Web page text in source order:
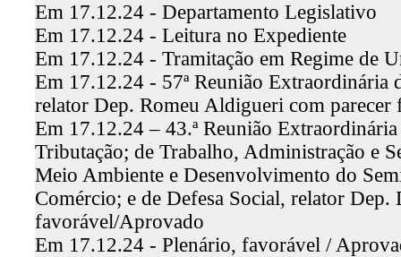
Em 17.12.24 - Departamento Legislativo
Em 17.12.24 - Leitura no Expediente
Em 17.12.24 - Tramitação em Regime de
Em 17.12.24 - 57ª Reunião Extraordinária
relator Dep. Romeu Aldigueri com
Em 17.12.24 – 43.ª Reunião
Tributação; de Trabalho, Administração e
Meio Ambiente e Desenvolvimento do
Comércio; e de Defesa Social, relator
favorável/Aprovado
Em 17.12.24 - Plenário, favorável /